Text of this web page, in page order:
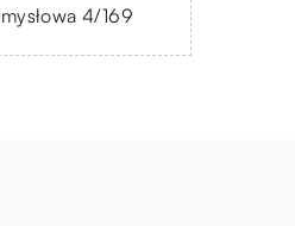
4/169